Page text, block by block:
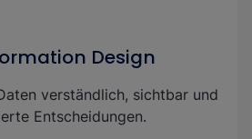
Design
verständlich, sichtbar und
Entscheidungen.